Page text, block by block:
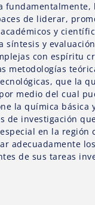
de liderar,
y
síntesis y
con espíritu
metodologías
que la
medio del cual
la química básica
de investigación
en la región
adecuadamente
de sus tareas